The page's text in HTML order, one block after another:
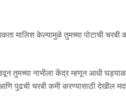
मालिश केल्यामुळे तुमच्या पोटाची चरबी
तुमच्या नाभीला केंद्र म्हणून आधी
पुढची चरबी कमी करण्यासाठी देखील